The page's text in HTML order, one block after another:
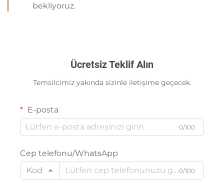
bekliyoruz.
Ücretsiz Teklif Alın
Temsilcimiz yakında sizinle iletişime geçecek.
E-posta
0/100
Cep telefonu/WhatsApp
Kod
0/100